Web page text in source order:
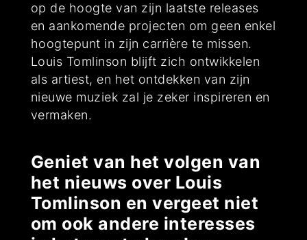
op de hoogte van zijn laatste releases
en aankomende projecten om geen enkel
hoogtepunt in zijn carrière te missen.
Louis Tomlinson blijft zich ontwikkelen
als artiest, en het ontdekken van zijn
nieuwe muziek zal je zeker inspireren en
vermaken.
Geniet van het volgen van
het nieuws over Louis
Tomlinson en vergeet niet
om ook andere interesses